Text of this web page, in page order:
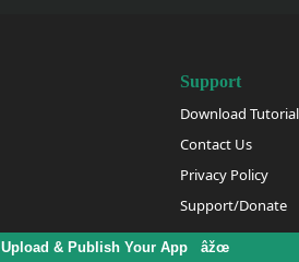
Upload & Publish Your App âžœ
Support
Download Tutorial
Contact Us
Privacy Policy
Support/Donate